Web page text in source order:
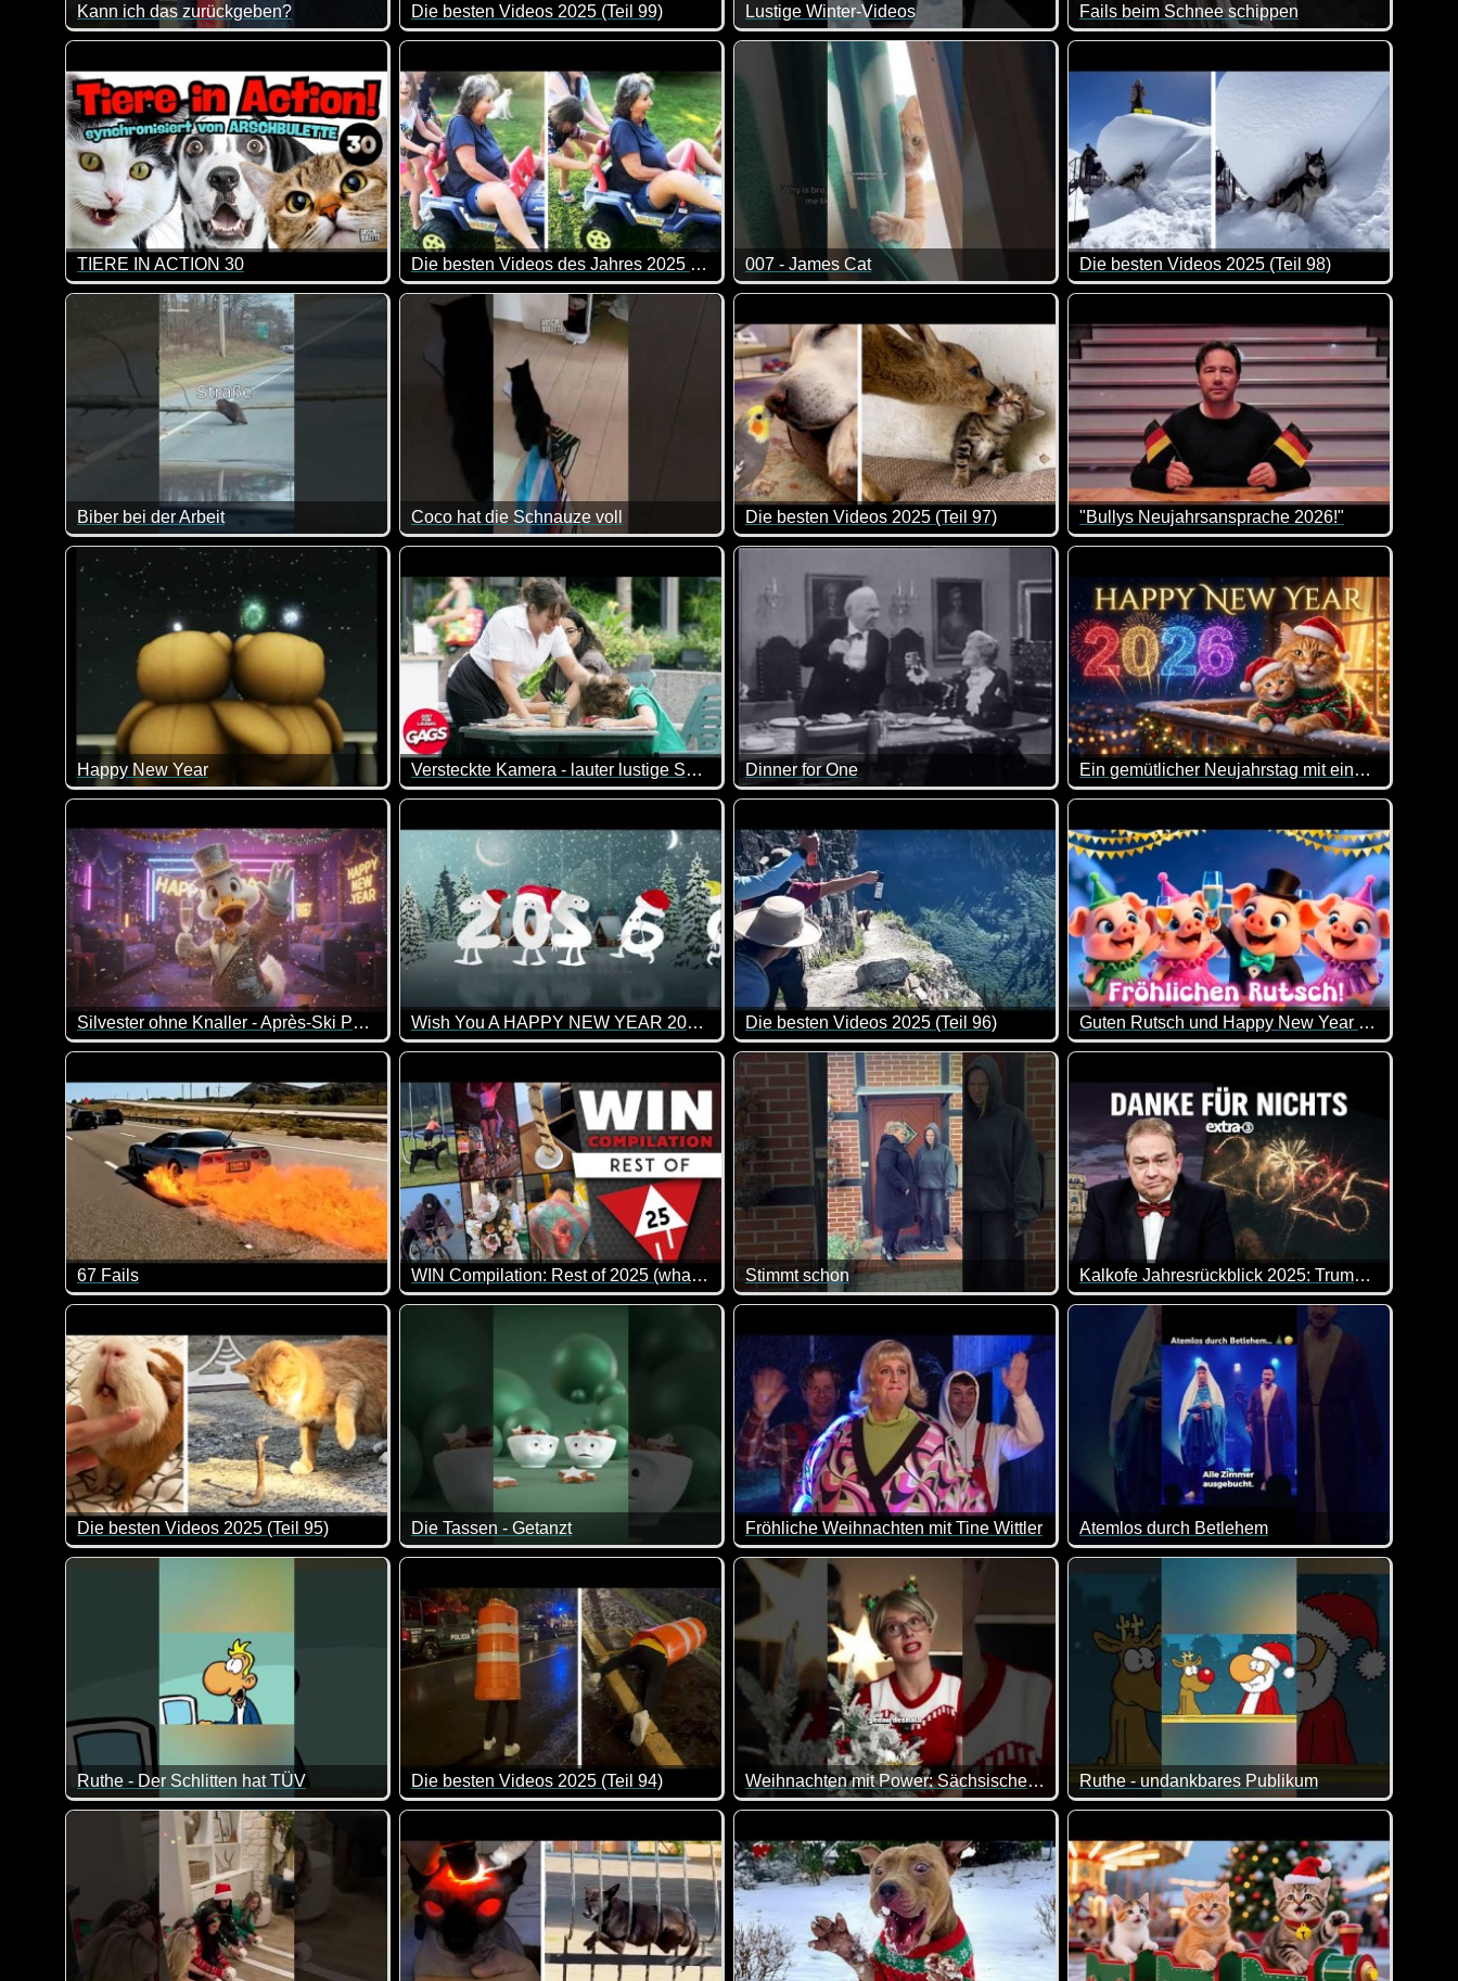
Kann ich das zurückgeben?
Da wird einem dann doch ganz anders ;-)
Die besten Videos 2025 (Teil 99)
Eine tolle Zusammenstellung von lustigen Videos. Klasse gemacht, da von allem was dabei ist. Viel Spaß damit!
Lustige Winter-Videos
Lauter lustige Szenen, die man so nur im Winter erlebt.
Fails beim Schnee schippen
Das Video fängt schon lustig an. Da hat man
TIERE IN ACTION 30
Eine etwas längere Folge dieser lustigen Videos, in denen sich Katzen und Hunde "unterhalten". Herrlich!
Die besten Videos des Jahres 2025 Teil 4
Einige der besten Videos des Jahres haben wir natürlich schon gesehen. Aber dieses Video bietet einen super Rückblick, was es nicht
007 - James Cat
Big Boss is watching you :-) Diese Katzen sind ganz offensichtlich Meister der Beobachtung.
Die besten Videos 2025 (Teil 98)
Eine tolle Zusammenstellung von lustigen
Biber bei der Arbeit
Erst die Arbeit, dann das leckere Essen ;-)
Coco hat die Schnauze voll
Das hält doch keine Katze aus, wenn der Saugroboter mal wieder eine Grundreinigung durchführt :-)
Die besten Videos 2025 (Teil 97)
Eine tolle Zusammenstellung von lustigen Videos. Klasse gemacht, da von allem was dabei
"Bullys Neujahrsansprache 2026!"
Kurz und knackig. Was gäbe es auch mehr zu
Happy New Year
Die niedlichen Bärchen und ich wünschen dir ein wunderschönes neues Jahr mit ganz viel Gesundheit und schönen Erlebnissen!
Versteckte Kamera - lauter lustige Szenen
Die versteckte Kamera hat immer wieder neue witzige Ideen, um unwissende Leute total zu verunsichern :-)
Dinner for One
Ein Klassiker und ein absolutes Muss für jedes Jahr! Deshalb auch dieses Jahr erneut :-)
Ein gemütlicher Neujahrstag mit einer Katzenfamilie
Ein tolles Video wie die goldige Katzenfamilie
Silvester ohne Knaller - Après-Ski Party Song
Ganz egal ob ohne Feuerwerk, ohne Böller oder mit Enten auf der Tanzfläche - ein bisschen Spaß muss ein und da kommt dieser Song zum Jahreswechsel doch genau richtig.
Wish You A HAPPY NEW YEAR 2026, Goodbye 2025, Welcome 2026
Wir verabschieden 2025 und heißen 2026 willkommen. Auf ein gesundes neues Jahr!
Die besten Videos 2025 (Teil 96)
Eine tolle Zusammenstellung von lustigen Videos. Klasse gemacht, da von allem was dabei
Guten Rutsch und Happy New Year 2026
Ich wünsche dir morgen einen sauguten Rutsch
67 Fails
Lehn dich zurück und sei froh, dass dir diese Missgeschicke (hoffentlich) noch nicht passiert sind.
WIN Compilation: Rest of 2025 (what we missed...)
Da nur relativ neue Clips in den regulären monatlichen Ausgaben aufgenommen werden, müssen einige "ältere" Clips ignoriert
Stimmt schon
Da lässt man den Teenager doch lieber daheim, bevor das Konto aufgrund der ziemlich
Kalkofe Jahresrückblick 2025: Trump, Merz und anderer Mist - extra 3
Danke für nichts, 2025! Hier kommt der
Die besten Videos 2025 (Teil 95)
Eine tolle Zusammenstellung von lustigen Videos. Klasse gemacht, da von allem was dabei ist. Viel Spaß damit!
Die Tassen - Getanzt
Das kann man so oder so sehen :-)
Fröhliche Weihnachten mit Tine Wittler
Die jungen Eltern Maria und Josef leben in einem einfachen Bretterverschlag zusammen
Atemlos durch Betlehem
Wenn dieser Song nicht lustig ist. Klasse Text :-)
Ruthe - Der Schlitten hat TÜV
Der Schlitten vom Weihnachtsmann ist schon mal einsatzbereit. Aber wie sieht es mit dem Rudolph aus?
Die besten Videos 2025 (Teil 94)
Eine tolle Zusammenstellung von lustigen Videos. Klasse gemacht, da von allem was dabei ist. Viel Spaß damit!
Weihnachten mit Power: Sächsische Eltern und Weihnachtsdeko
Wenn's nicht leuchtet, ist kein Weihnachten - sagt zumindest die sächsische Mutti :-) Und
Ruthe - undankbares Publikum
Tja, da haben der Weihnachtsmann und Rudi